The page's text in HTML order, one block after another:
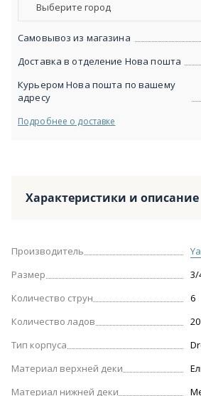
Выберите город
Самовывоз из магазина
Доставка в отделение Нова пошта
Курьером Нова пошта по вашему
адресу
Подробнее о доставке
Характеристики и описание
Производитель
Размер
3/
Количество струн
6
Количество ладов
20
Тип корпуса
Материал верхней деки
Материал нижней деки